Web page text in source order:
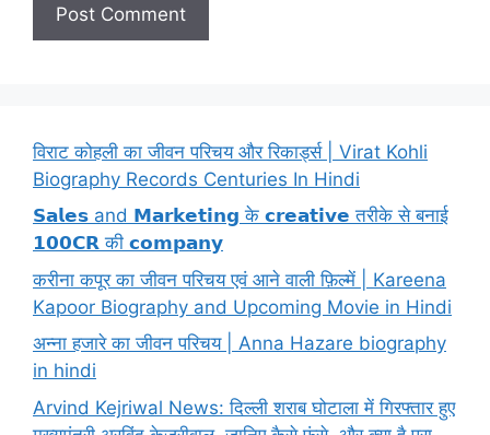
विराट कोहली का जीवन परिचय और रिकार्ड्स | Virat Kohli
Biography Records Centuries In Hindi
𝗦𝗮𝗹𝗲𝘀 and 𝗠𝗮𝗿𝗸𝗲𝘁𝗶𝗻𝗴 के 𝗰𝗿𝗲𝗮𝘁𝗶𝘃𝗲 तरीके से बनाई
𝟭𝟬𝟬𝗖𝗥 की 𝗰𝗼𝗺𝗽𝗮𝗻𝘆
करीना कपूर का जीवन परिचय एवं आने वाली फ़िल्में | Kareena
Kapoor Biography and Upcoming Movie in Hindi
अन्ना हजारे का जीवन परिचय | Anna Hazare biography
in hindi
Arvind Kejriwal News: दिल्ली शराब घोटाला में गिरफ्तार हुए